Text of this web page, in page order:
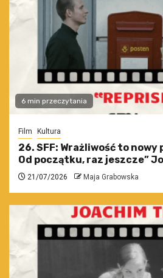
6 min przeczytania
Film Kultura
26. SFF: Wrażliwość to nowy
Od początku, raz jeszcze”
21/07/2026 Maja Grabowska